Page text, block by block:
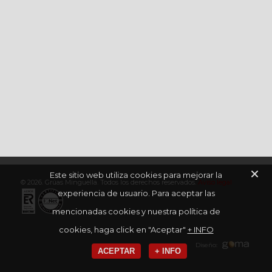
© 2026. Grúas Minguella. Todos los derechos reservados.
Diseño:
Este sitio web utiliza cookies para mejorar la
experiencia de usuario. Para aceptar las
mencionadas cookies y nuestra política de
cookies, haga click en "Aceptar" + INFO
ACEPTAR + INFO